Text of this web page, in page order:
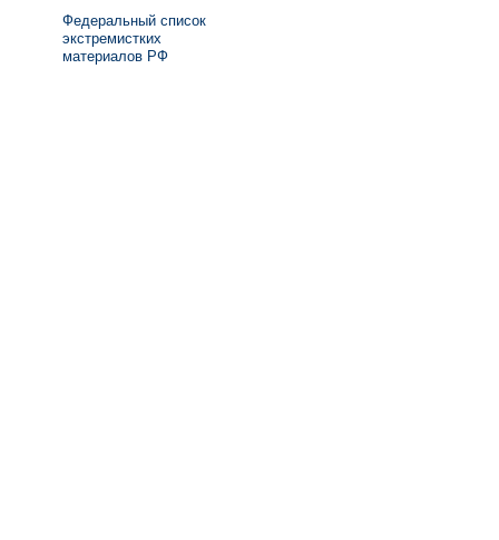
Федеральный список
экстремистких
материалов РФ